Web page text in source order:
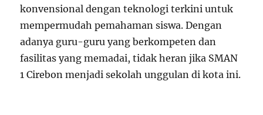
konvensional dengan teknologi terkini untuk
mempermudah pemahaman siswa. Dengan
adanya guru-guru yang berkompeten dan
fasilitas yang memadai, tidak heran jika SMAN
1 Cirebon menjadi sekolah unggulan di kota ini.